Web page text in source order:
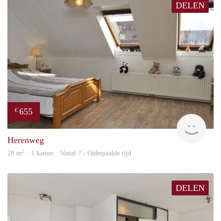
DELEN
€ 655
Herenweg
28 m2 · 1 kamer · Vanaf ? - Onbepaalde tijd
DELEN